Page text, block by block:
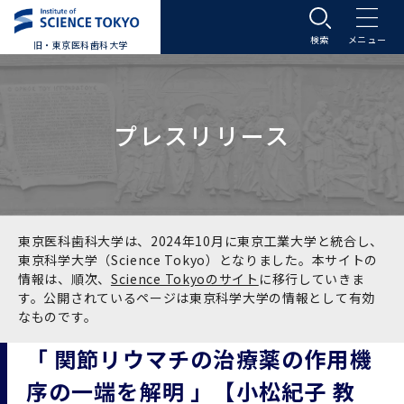
旧・東京医科歯科大学
大学案内トップ
学長メッセージ
基本理念・沿革
基本理念・沿革トップ
沿革
東京医科歯科大学の特色
学問と教育の聖地 湯島に建つ東京医科歯科大
アクセストップ
運営組織
入学案内トップ
大学案内
学部受験生向け「大学案内」（冊子）
学部入学案内トップ
大学院入学案内
学生生活
学生生活トップ
Science Tokyo SPRING (医歯学系)
今後の博士学生向け支援制度について
Science Tokyo BOOST (医歯学系)トップ
CS（クリニシャン・サイエンティスト）養成支
教育研究組織等
教育研究組織等トップ
教育理念トップ
医学部（医学科･保健衛生学科）
大学病院
医科（医系診療部門）
研究・連携トップ
国際交流
プレスリリース
東京医科歯科大学は、2024年10月に東京工業大学と統合し、
東京科学大学（Science Tokyo）となりました。本サイトの
情報は、順次、 Science Tokyoのサイト に移行していきま
す。公開されているページは東京科学大学の情報として有効
なものです。
「 関節リウマチの治療薬の作用機
序の一端を解明 」【小松紀子 教